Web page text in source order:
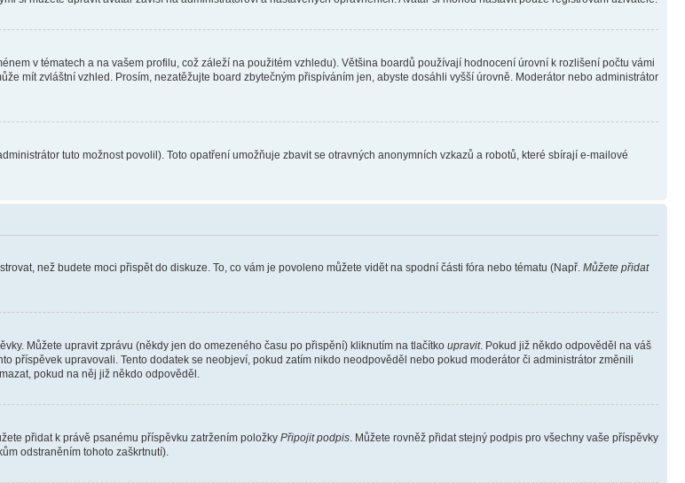
v tématech a na vašem profilu, což záleží na použitém vzhledu). Většina boardů používají hodnocení úrovní k rozlišení počtu vámi
mít zvláštní vzhled. Prosím, nezatěžujte board zbytečným přispíváním jen, abyste dosáhli vyšší úrovně. Moderátor nebo administrátor
tuto možnost povolil). Toto opatření umožňuje zbavit se otravných anonymních vzkazů a robotů, které sbírají e-mailové
než budete moci přispět do diskuze. To, co vám je povoleno můžete vidět na spodní části fóra nebo tématu (Např. Můžete přidat
Můžete upravit zprávu (někdy jen do omezeného času po přispění) kliknutím na tlačítko upravit. Pokud již někdo odpověděl na váš
příspěvek upravovali. Tento dodatek se neobjeví, pokud zatím nikdo neodpověděl nebo pokud moderátor či administrátor změnili
pokud na něj již někdo odpověděl.
přidat k právě psanému příspěvku zatržením položky Připojit podpis . Můžete rovněž přidat stejný podpis pro všechny vaše příspěvky
odstraněním tohoto zaškrtnutí).